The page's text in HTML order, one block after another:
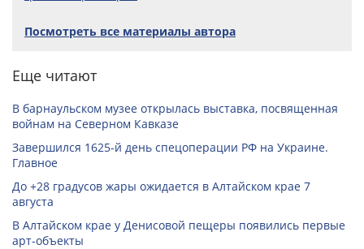
Посмотреть все материалы автора
Еще читают
В барнаульском музее открылась выставка, посвященная
войнам на Северном Кавказе
Завершился 1625-й день спецоперации РФ на Украине.
Главное
До +28 градусов жары ожидается в Алтайском крае 7
августа
В Алтайском крае у Денисовой пещеры появились первые
арт-объекты